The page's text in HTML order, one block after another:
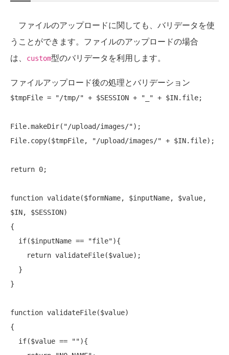
ファイルのアップロードに関しても、バリデータを使
うことができます。ファイルのアップロードの場合
は、
custom型のバリデータを利用します。
ファイルアップロード後の処理とバリデーション
$tmpFile = "/tmp/" + $SESSION + "_" + $IN.file;
File.makeDir( "/upload/images/");
File.copy($tmpFile,
"/upload/images/" + $IN.file);
return 0;
function validate($formName, $inputName, $value,
$IN, $SESSION)
{
if($inputName == "file"){
return validateFile($value);
}
function validateFile($value)
{
if($value == ""){